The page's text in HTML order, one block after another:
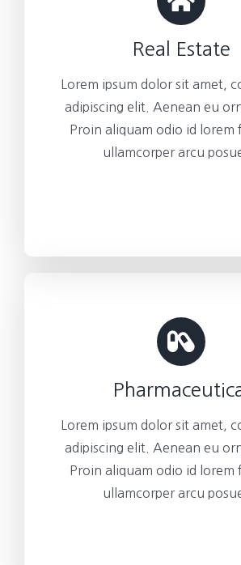
Real Estate
Lorem ipsum dolor sit amet,
adipiscing elit. Aenean eu
Proin aliquam odio id lorem
ullamcorper arcu
Lorem ipsum dolor sit amet,
adipiscing elit. Aenean eu
Proin aliquam odio id lorem
ullamcorper arcu